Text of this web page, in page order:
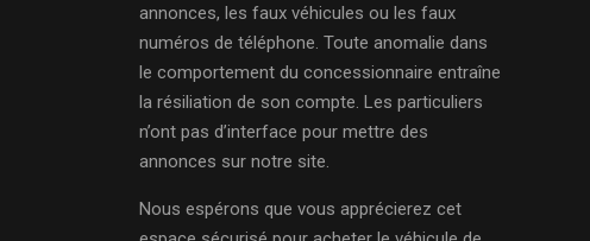
annonces, les faux véhicules ou les faux
numéros de téléphone. Toute anomalie dans
le comportement du concessionnaire entraîne
la résiliation de son compte. Les particuliers
n’ont pas d’interface pour mettre des
annonces sur notre site.
Nous espérons que vous apprécierez cet